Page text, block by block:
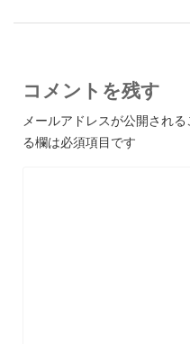
コメントを残す
メールアドレスが公開される
る欄は必須項目です